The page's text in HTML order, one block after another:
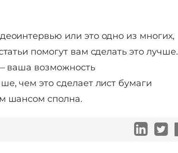
или это одно из многих,
помогут вам сделать это лучше.
ваша возможность
чем это сделает лист бумаги
шансом сполна.